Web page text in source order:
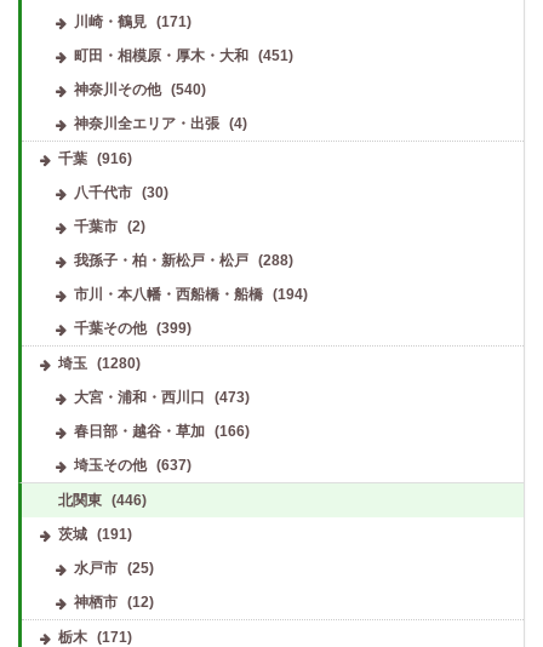
川崎・鶴見
(171)
町田・相模原・厚木・大和
(451)
神奈川その他
(540)
神奈川全エリア・出張
(4)
千葉 (916)
八千代市
(30)
千葉市
(2)
我孫子・柏・新松戸・松戸
(288)
市川・本八幡・西船橋・船橋
(194)
千葉その他
(399)
埼玉
(1280)
大宮・浦和・西川口
(473)
春日部・越谷・草加
(166)
埼玉その他
(637)
北関東 (446)
茨城 (191)
水戸市
(25)
神栖市
(12)
栃木 (171)